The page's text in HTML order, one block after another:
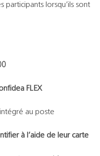
participants lorsqu’ils sont
FLEX
au poste
à l’aide de leur carte